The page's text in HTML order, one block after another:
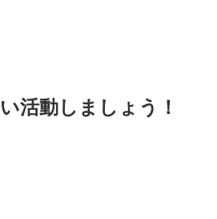
活動しましょう！